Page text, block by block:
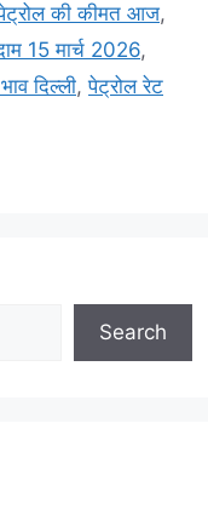
की कीमत आज,
15 मार्च 2026,
दिल्ली,पेट्रोल रेट
Search